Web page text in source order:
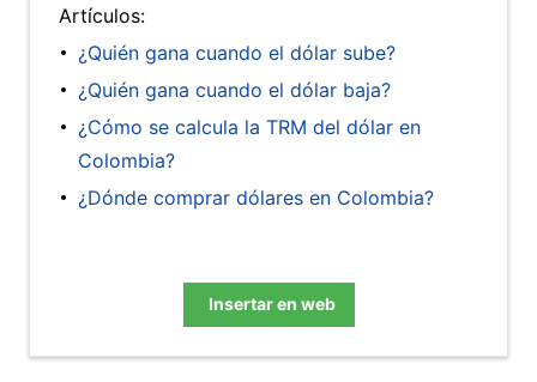
Artículos:
¿Quién gana cuando el dólar sube?
¿Quién gana cuando el dólar baja?
¿Cómo se calcula la TRM del dólar en
Colombia?
¿Dónde comprar dólares en Colombia?
Insertar en web